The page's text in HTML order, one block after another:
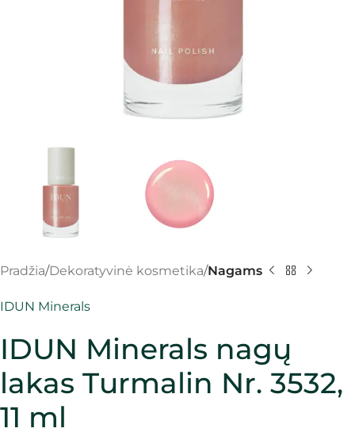
Pradžia Dekoratyvinė kosmetika Nagams
IDUN Minerals
IDUN Minerals nagų
lakas Turmalin Nr. 3532,
11 ml